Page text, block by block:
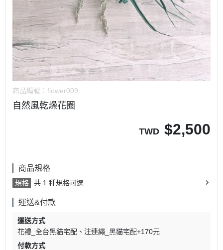
商品編號： flower009
自然風乾燥花圈
TWD $2,500
商品規格
規格 共 1 種規格可選
運送&付款
運送方式
花禮_全台黑貓宅配
注連繩_黑貓宅配+170元
付款方式